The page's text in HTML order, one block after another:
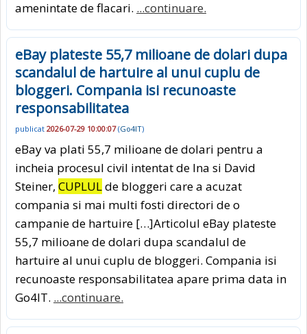
amenintate de flacari. ...continuare.
eBay plateste 55,7 milioane de dolari dupa
scandalul de hartuire al unui cuplu de
bloggeri. Compania isi recunoaste
responsabilitatea
publicat 2026-07-29 10:00:07(Go4IT)
eBay va plati 55,7 milioane de dolari pentru a
incheia procesul civil intentat de Ina si David
Steiner, CUPLULde bloggeri care a acuzat
compania si mai multi fosti directori de o
campanie de hartuire […]Articolul eBay plateste
55,7 milioane de dolari dupa scandalul de
hartuire al unui cuplu de bloggeri. Compania isi
recunoaste responsabilitatea apare prima data in
Go4IT. ...continuare.